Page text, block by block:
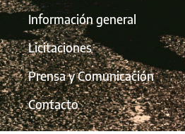
Información general
Licitaciones
Prensa y Comunicación
Contacto